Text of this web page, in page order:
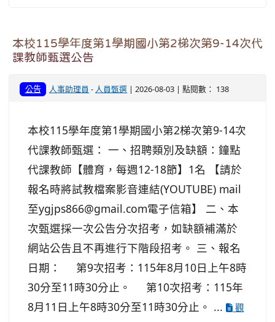
本校115學年度第1學期國小第2梯次第9-14次代
課教師甄選公告
公告 人事助理員 - 人員甄選 | 2026-08-03 | 點閱數： 138
本校115學年度第1學期國小第2梯次第9-14次
代課教師甄選： 一、招聘類別及缺額：鐘點
代課教師【體育，每週12-18節】1名 【請於
報名時將試教檔案影音連結(YOUTUBE) mail
至ygjps866@gmail.com電子信箱】 二、本
次甄選採一次公告分次招考，如缺額補滿於
網站公告且不再進行下階段招考。 三、報名
日期： 第9次招考：115年8月10日上午8時
30分至11時30分止。 第10次招考：115年
8月11日上午8時30分至11時30分止。 ...
觀